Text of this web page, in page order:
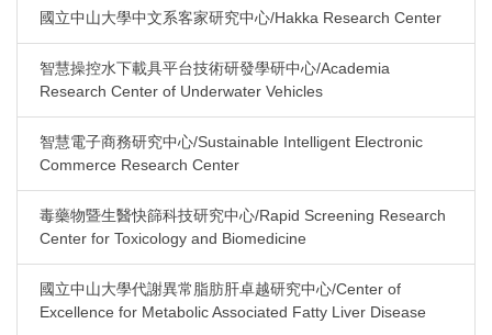
國立中山大學中文系客家研究中心/Hakka Research Center
智慧操控水下載具平台技術研發學研中心/Academia
Research Center of Underwater Vehicles
智慧電子商務研究中心/Sustainable Intelligent Electronic
Commerce Research Center
毒藥物暨生醫快篩科技研究中心/Rapid Screening Research
Center for Toxicology and Biomedicine
國立中山大學代謝異常脂肪肝卓越研究中心/Center of
Excellence for Metabolic Associated Fatty Liver Disease